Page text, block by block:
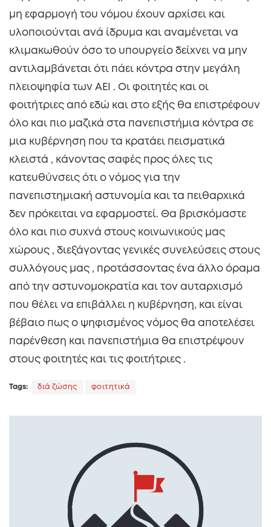
μη εφαρμογή του νόμου έχουν αρχίσει και
υλοποιούνται ανά ίδρυμα και αναμένεται να
κλιμακωθούν όσο το υπουργείο δείχνει να μην
αντιλαμβάνεται ότι πάει κόντρα στην μεγάλη
πλειοψηφία των ΑΕΙ . Οι φοιτητές και οι
φοιτήτριες από εδώ και στο εξής θα επιστρέφουν
όλο και πιο μαζικά στα πανεπιστήμια κόντρα σε
μια κυβέρνηση που τα κρατάει πεισματικά
κλειστά , κάνοντας σαφές προς όλες τις
κατευθύνσεις ότι ο νόμος για την
πανεπιστημιακή αστυνομία και τα πειθαρχικά
δεν πρόκειται να εφαρμοστεί. Θα βρισκόμαστε
όλο και πιο συχνά στους κοινωνικούς μας
χώρους , διεξάγοντας γενικές συνελεύσεις στους
συλλόγους μας , προτάσσοντας ένα άλλο όραμα
από την αστυνομοκρατία και τον αυταρχισμό
που θέλει να επιβάλλει η κυβέρνηση, και είναι
βέβαιο πως ο ψηφισμένος νόμος θα αποτελέσει
παρένθεση και πανεπιστήμια θα επιστρέψουν
στους φοιτητές και τις φοιτήτριες .
Tags: διά ζώσης φοιτητικά